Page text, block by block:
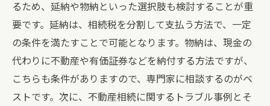
るため、延納や物納といった選択肢も検討することが重
要です。延納は、相続税を分割して支払う方法で、一定
の条件を満たすことで可能となります。物納は、現金の
代わりに不動産や有価証券などを納付する方法ですが、
こちらも条件がありますので、専門家に相談するのがベ
ストです。次に、不動産相続に関するトラブル事例とそ